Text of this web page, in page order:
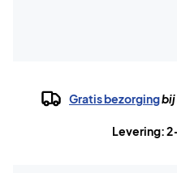
Gratis bezorgingbij
Levering: